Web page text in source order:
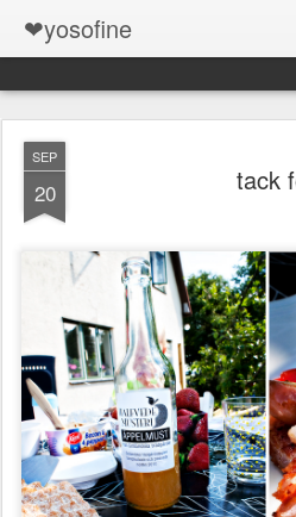
❤yosofine
SEP
20 tack